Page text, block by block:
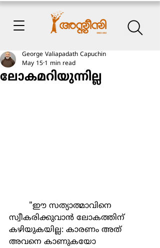
ലോകമറിയുന്നില്ല
George Valiapadath Capuchin
May 15 1 min read
സ്വീകരിക്കുവാൻ ലോകത്തിന്
കഴിയുകയില്ല: കാരണം അത്
അവനെ കാണുകയോ